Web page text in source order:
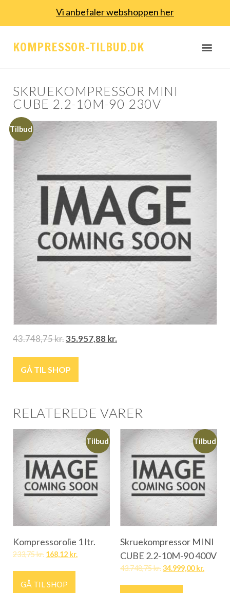
Vi anbefaler webshoppen her
KOMPRESSOR-TILBUD.DK
SKRUEKOMPRESSOR MINI
CUBE 2.2-10M-90 230V
Tilbud
43.748,75kr.35.957,88kr.
GÅ TIL SHOP
RELATEREDE VARER
Tilbud
Kompressorolie 1 ltr.
233,75kr. 168,12 kr.
GÅ TIL SHOP
Tilbud
Skruekompressor MINI
CUBE 2.2-10M-90 400V
43.748,75kr.34.999,00kr.